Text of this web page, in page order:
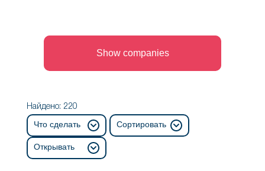
Show companies
Найдено: 220
Что сделать Сортировать
Открывать